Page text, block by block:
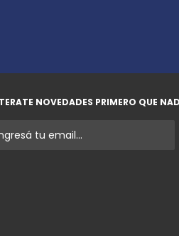
NOVEDADES PRIMERO QUE